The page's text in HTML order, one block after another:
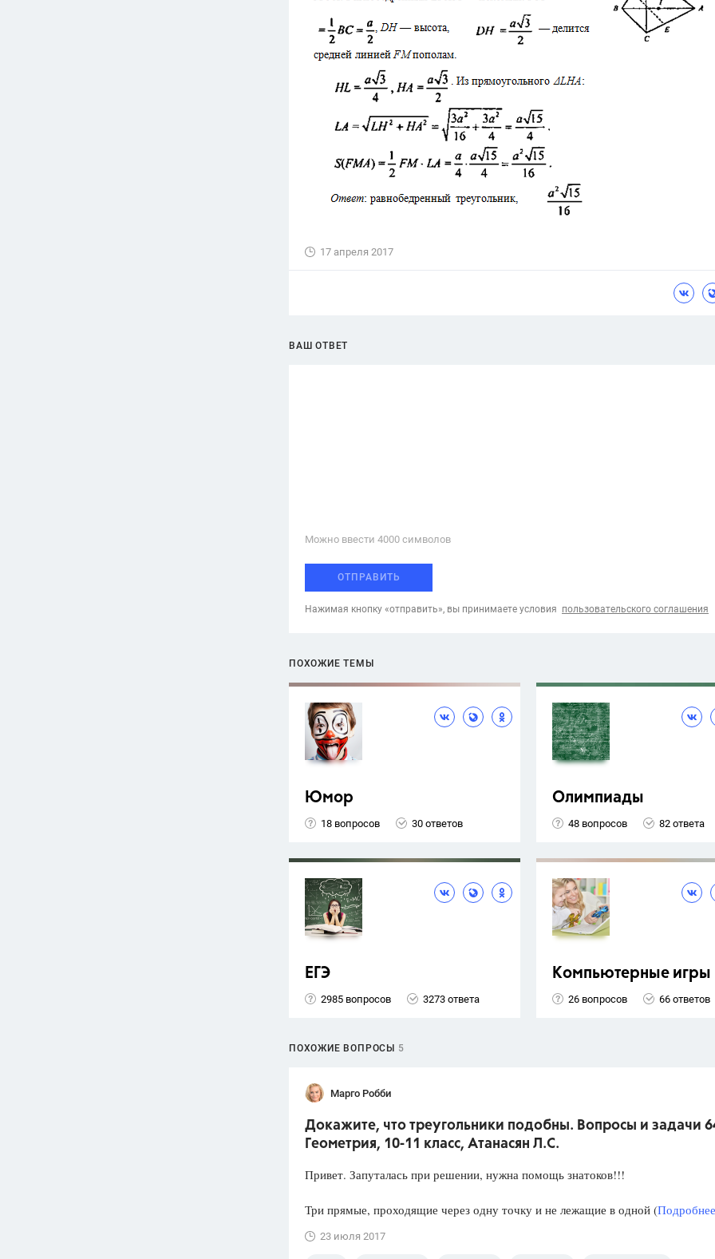
17 апреля 2017
ВАШ ОТВЕТ
Можно ввести 4000 cимволов
ОТПРАВИТЬ
Нажимая кнопку «отправить», вы принимаете условия пользовательского соглашения
ПОХОЖИЕ ТЕМЫ
Юмор
18 вопросов 30 ответов
Олимпиады
48 вопросов 82 ответа
ЕГЭ
2985 вопросов 3273 ответа
Компьютерные игры
26 вопросов 66 ответов
ПОХОЖИЕ ВОПРОСЫ 5
Марго Робби
Докажите, что треугольники подобны. Вопросы и задачи
Геометрия, 10-11 класс, Атанасян Л.С.
Привет. Запуталась при решении, нужна помощь знатоков!!!
Три прямые, проходящие через одну точку и не лежащие в одной (
23 июля 2017